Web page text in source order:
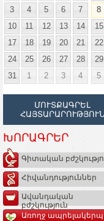
3
4 5 6 7 8
10
11 12 13 14 15
17
18 19 20 21 22
24
25 26 27 28 29
31
1 2 3 4 5
ՄՈՒՏՔԱԳՐԵԼ
ՀԱՅՏԱՐԱՐՈՒԹՅՈՒՆ
ԽՈՐԱԳՐԵՐ
Գիտական
Հիվանդություններ
Ավանդական
բժշկություն
Առողջ ապրելակերպ